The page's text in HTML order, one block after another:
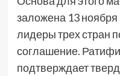
заложена 13 ноября
лидеры трех стран
соглашение.
подтверждает